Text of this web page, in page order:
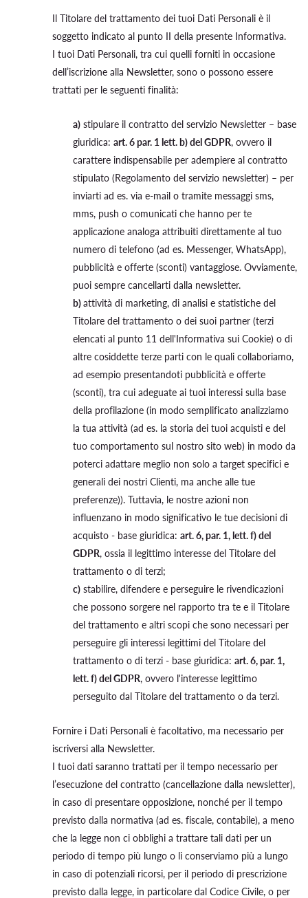
Il Titolare del trattamento dei tuoi Dati Personali è il
soggetto indicato al punto II della presente Informativa.
I tuoi Dati Personali, tra cui quelli forniti in occasione
dell’iscrizione alla Newsletter, sono o possono essere
trattati per le seguenti finalità:
a) stipulare il contratto del servizio Newsletter – base
giuridica: art. 6 par. 1 lett. b) del GDPR, ovvero il
carattere indispensabile per adempiere al contratto
stipulato (Regolamento del servizio newsletter) – per
inviarti ad es. via e-mail o tramite messaggi sms,
mms, push o comunicati che hanno per te
applicazione analoga attribuiti direttamente al tuo
numero di telefono (ad es. Messenger, WhatsApp),
pubblicità e offerte (sconti) vantaggiose. Ovviamente,
puoi sempre cancellarti dalla newsletter.
b)attività di marketing, di analisi e statistiche del
Titolare del trattamento o dei suoi partner (terzi
elencati al punto 11 dell'Informativa sui Cookie) o di
altre cosiddette terze parti con le quali collaboriamo,
ad esempio presentandoti pubblicità e offerte
(sconti), tra cui adeguate ai tuoi interessi sulla base
della profilazione (in modo semplificato analizziamo
la tua attività (ad es. la storia dei tuoi acquisti e del
tuo comportamento sul nostro sito web) in modo da
poterci adattare meglio non solo a target specifici e
generali dei nostri Clienti, ma anche alle tue
preferenze)). Tuttavia, le nostre azioni non
influenzano in modo significativo le tue decisioni di
acquisto - base giuridica: art. 6, par. 1, lett. f) del
GDPR, ossia il legittimo interesse del Titolare del
trattamento o di terzi;
c) stabilire, difendere e perseguire le rivendicazioni
che possono sorgere nel rapporto tra te e il Titolare
del trattamento e altri scopi che sono necessari per
perseguire gli interessi legittimi del Titolare del
trattamento o di terzi - base giuridica: art. 6, par. 1,
lett. f) del GDPR, ovvero l'interesse legittimo
perseguito dal Titolare del trattamento o da terzi.
Fornire i Dati Personali è facoltativo, ma necessario per
iscriversi alla Newsletter.
I tuoi dati saranno trattati per il tempo necessario per
l’esecuzione del contratto (cancellazione dalla newsletter),
in caso di presentare opposizione, nonché per il tempo
previsto dalla normativa (ad es. fiscale, contabile), a meno
che la legge non ci obblighi a trattare tali dati per un
periodo di tempo più lungo o li conserviamo più a lungo
in caso di potenziali ricorsi, per il periodo di prescrizione
previsto dalla legge, in particolare dal Codice Civile, o per